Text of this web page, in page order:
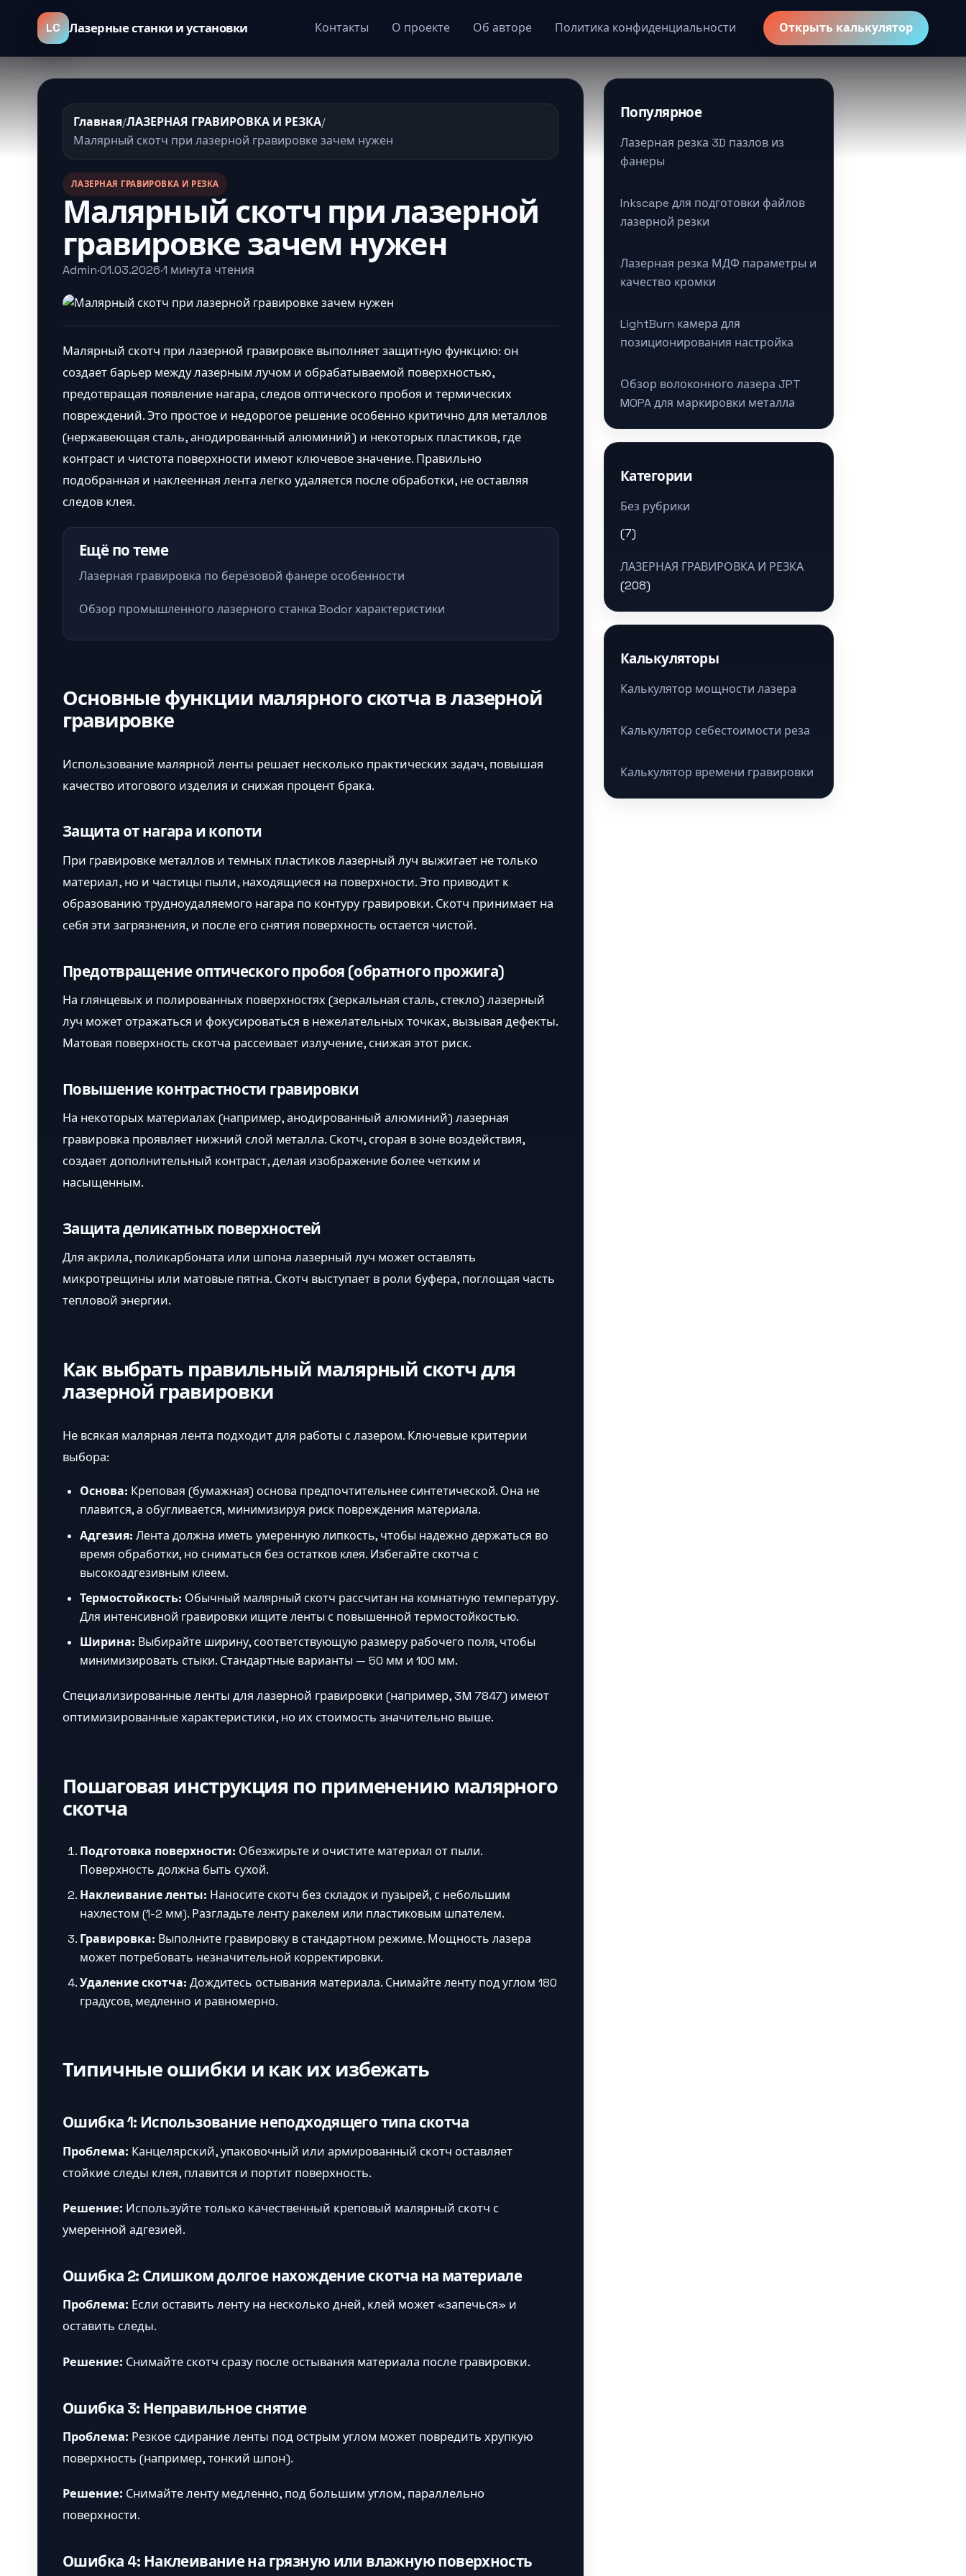
LC Лазерные станки и установки Контакты О проекте Об авторе Политика конфиденциальности Открыть калькулятор
Главная/ЛАЗЕРНАЯ ГРАВИРОВКА И РЕЗКА/
Малярный скотч при лазерной гравировке зачем нужен
ЛАЗЕРНАЯ ГРАВИРОВКА И РЕЗКА
Малярный скотч при лазерной
гравировке зачем нужен
Admin·01.03.2026·1 минута чтения
Малярный скотч при лазерной гравировке выполняет защитную функцию: он
создает барьер между лазерным лучом и обрабатываемой поверхностью,
предотвращая появление нагара, следов оптического пробоя и термических
повреждений. Это простое и недорогое решение особенно критично для металлов
(нержавеющая сталь, анодированный алюминий) и некоторых пластиков, где
контраст и чистота поверхности имеют ключевое значение. Правильно
подобранная и наклеенная лента легко удаляется после обработки, не оставляя
следов клея.
Ещё по теме
Лазерная гравировка по берёзовой фанере особенности
Обзор промышленного лазерного станка Bodor характеристики
Основные функции малярного скотча в лазерной
гравировке
Использование малярной ленты решает несколько практических задач, повышая
качество итогового изделия и снижая процент брака.
Защита от нагара и копоти
При гравировке металлов и темных пластиков лазерный луч выжигает не только
материал, но и частицы пыли, находящиеся на поверхности. Это приводит к
образованию трудноудаляемого нагара по контуру гравировки. Скотч принимает на
себя эти загрязнения, и после его снятия поверхность остается чистой.
Предотвращение оптического пробоя (обратного прожига)
На глянцевых и полированных поверхностях (зеркальная сталь, стекло) лазерный
луч может отражаться и фокусироваться в нежелательных точках, вызывая дефекты.
Матовая поверхность скотча рассеивает излучение, снижая этот риск.
Повышение контрастности гравировки
На некоторых материалах (например, анодированный алюминий) лазерная
гравировка проявляет нижний слой металла. Скотч, сгорая в зоне воздействия,
создает дополнительный контраст, делая изображение более четким и
насыщенным.
Защита деликатных поверхностей
Для акрила, поликарбоната или шпона лазерный луч может оставлять
микротрещины или матовые пятна. Скотч выступает в роли буфера, поглощая часть
тепловой энергии.
Как выбрать правильный малярный скотч для
лазерной гравировки
Не всякая малярная лента подходит для работы с лазером. Ключевые критерии
выбора:
Основа: Креповая (бумажная) основа предпочтительнее синтетической. Она не
плавится, а обугливается, минимизируя риск повреждения материала.
Адгезия: Лента должна иметь умеренную липкость, чтобы надежно держаться во
время обработки, но сниматься без остатков клея. Избегайте скотча с
высокоадгезивным клеем.
Термостойкость: Обычный малярный скотч рассчитан на комнатную температуру.
Для интенсивной гравировки ищите ленты с повышенной термостойкостью.
Ширина: Выбирайте ширину, соответствующую размеру рабочего поля, чтобы
минимизировать стыки. Стандартные варианты — 50 мм и 100 мм.
Специализированные ленты для лазерной гравировки (например, 3M 7847) имеют
оптимизированные характеристики, но их стоимость значительно выше.
Пошаговая инструкция по применению малярного
скотча
Подготовка поверхности: Обезжирьте и очистите материал от пыли.
Поверхность должна быть сухой.
Наклеивание ленты: Наносите скотч без складок и пузырей, с небольшим
нахлестом (1-2 мм). Разгладьте ленту ракелем или пластиковым шпателем.
Гравировка: Выполните гравировку в стандартном режиме. Мощность лазера
может потребовать незначительной корректировки.
Удаление скотча: Дождитесь остывания материала. Снимайте ленту под углом 180
градусов, медленно и равномерно.
Типичные ошибки и как их избежать
Ошибка 1: Использование неподходящего типа скотча
Проблема: Канцелярский, упаковочный или армированный скотч оставляет
стойкие следы клея, плавится и портит поверхность.
Решение: Используйте только качественный креповый малярный скотч с
умеренной адгезией.
Ошибка 2: Слишком долгое нахождение скотча на материале
Проблема: Если оставить ленту на несколько дней, клей может «запечься» и
оставить следы.
Решение: Снимайте скотч сразу после остывания материала после гравировки.
Ошибка 3: Неправильное снятие
Проблема: Резкое сдирание ленты под острым углом может повредить хрупкую
поверхность (например, тонкий шпон).
Решение: Снимайте ленту медленно, под большим углом, параллельно
поверхности.
Ошибка 4: Наклеивание на грязную или влажную поверхность
Популярное
Лазерная резка 3D пазлов из
фанеры
Inkscape для подготовки файлов
лазерной резки
Лазерная резка МДФ параметры и
качество кромки
LightBurn камера для
позиционирования настройка
Обзор волоконного лазера JPT
MOPA для маркировки металла
Категории
Без рубрики
(7)
ЛАЗЕРНАЯ ГРАВИРОВКА И РЕЗКА
(208)
Калькуляторы
Калькулятор мощности лазера
Калькулятор себестоимости реза
Калькулятор времени гравировки